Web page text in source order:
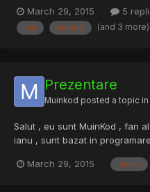
daca el ar murii , m-as
hacer,sa sparg netul de la
March 29, 2015 5
imi metin2 (and 3 more)
Prezentare
Muinkod posted a topic in
Salut , eu sunt MuinKod , fan
ianu , sunt bazat in
daca el ar murii , m-as
March 29, 2015 devin